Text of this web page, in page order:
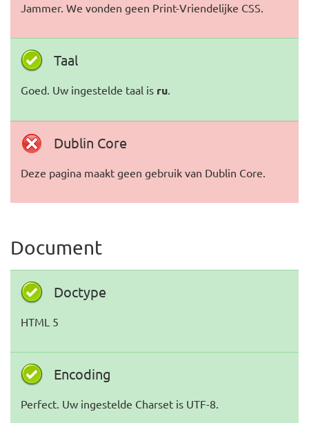
Jammer. We vonden geen Print-Vriendelijke CSS.
Taal
Goed. Uw ingestelde taal is ru.
Dublin Core
Deze pagina maakt geen gebruik van Dublin Core.
Document
Doctype
HTML 5
Encoding
Perfect. Uw ingestelde Charset is UTF-8.